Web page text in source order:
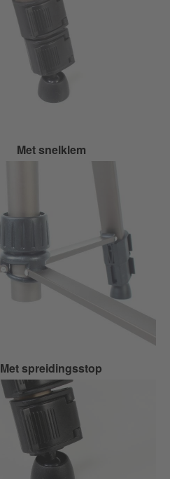
Met snelklem
Met spreidingsstop